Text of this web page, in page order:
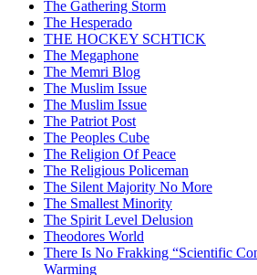
The Gathering Storm
The Hesperado
THE HOCKEY SCHTICK
The Megaphone
The Memri Blog
The Muslim Issue
The Muslim Issue
The Patriot Post
The Peoples Cube
The Religion Of Peace
The Religious Policeman
The Silent Majority No More
The Smallest Minority
The Spirit Level Delusion
Theodores World
There Is No Frakking “Scientific
Warming